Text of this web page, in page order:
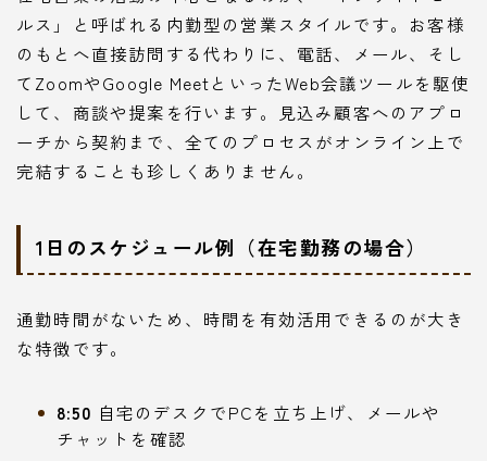
ルス」と呼ばれる内勤型の営業スタイルです。お客様
のもとへ直接訪問する代わりに、電話、メール、そし
てZoomやGoogle MeetといったWeb会議ツールを駆使
して、商談や提案を行います。見込み顧客へのアプロ
ーチから契約まで、全てのプロセスがオンライン上で
完結することも珍しくありません。
1日のスケジュール例（在宅勤務の場合）
通勤時間がないため、時間を有効活用できるのが大き
な特徴です。
8:50 自宅のデスクでPCを立ち上げ、メールや
チャットを確認